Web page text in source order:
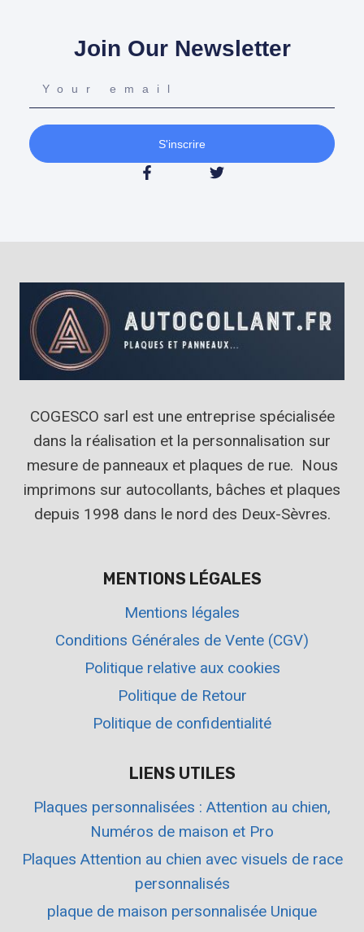
Join Our Newsletter
S'inscrire
COGESCO sarl est une entreprise spécialisée
dans la réalisation et la personnalisation sur
mesure de panneaux et plaques de rue. Nous
imprimons sur autocollants, bâches et plaques
depuis 1998 dans le nord des Deux-Sèvres.
MENTIONS LÉGALES
Mentions légales
Conditions Générales de Vente (CGV)
Politique relative aux cookies
Politique de Retour
Politique de confidentialité
LIENS UTILES
Plaques personnalisées : Attention au chien,
Numéros de maison et Pro
Plaques Attention au chien avec visuels de race
personnalisés
plaque de maison personnalisée Unique